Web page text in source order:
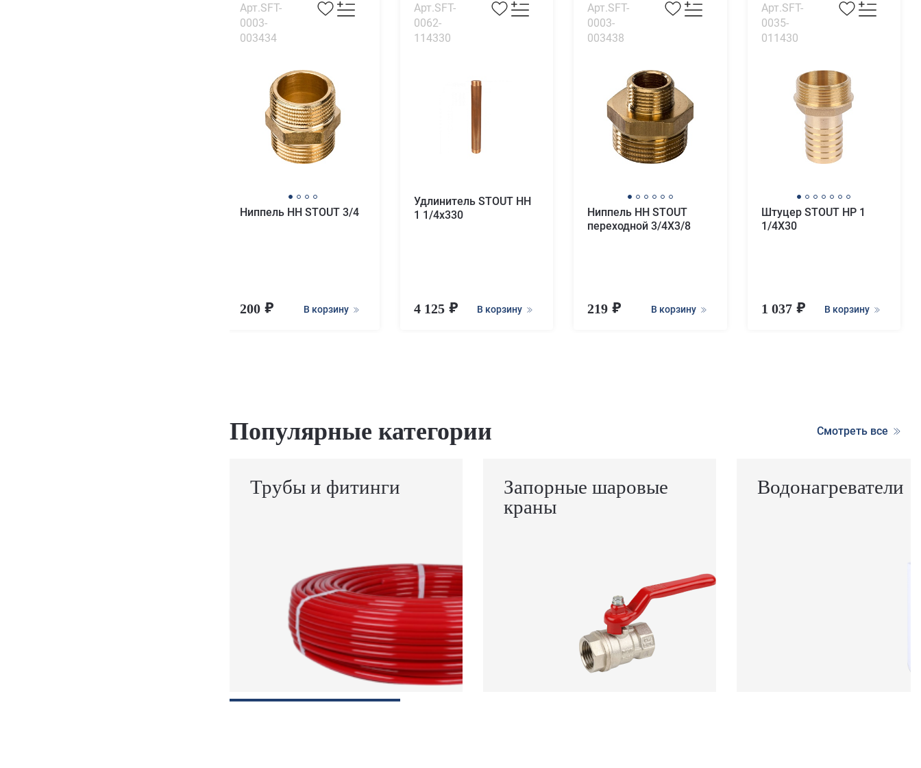
Арт.SFT-
0003-
003434
Ниппель НН STOUT 3/4
200 В корзину
Арт.SFT-
0062-
114330
Удлинитель STOUT НН
1 1/4x330
4 125 В корзину
Арт.SFT-
0003-
003438
Ниппель НН STOUT
переходной 3/4X3/8
219 В корзину
Арт.SFT-
0035-
011430
Штуцер STOUT НР 1
1/4X30
1 037 В корзину
Популярные категории Смотреть все
Трубы и фитинги
Запорные шаровые
краны
Водонагреватели